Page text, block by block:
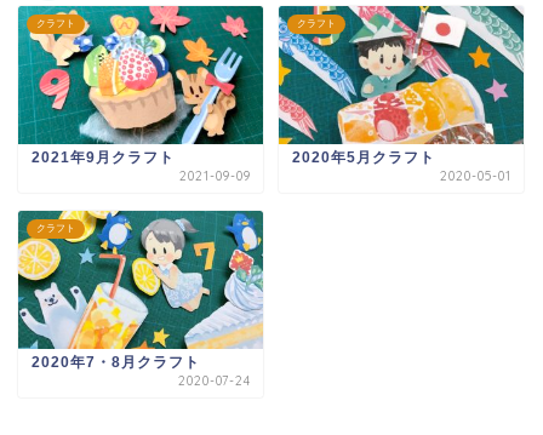
クラフト
2021年9月クラフト
2021-09-09
クラフト
2020年5月クラフト
2020-05-01
クラフト
2020年7・8月クラフト
2020-07-24